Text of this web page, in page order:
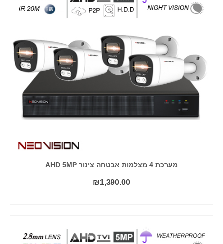
מערכת 4 מצלמות אבטחה צינור AHD 5MP
₪1,390.00